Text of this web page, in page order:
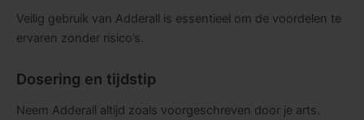
Veilig gebruik van Adderall is essentieel om de voordelen te
ervaren zonder risico’s.
Dosering en tijdstip
Neem Adderall altijd zoals voorgeschreven door je arts.